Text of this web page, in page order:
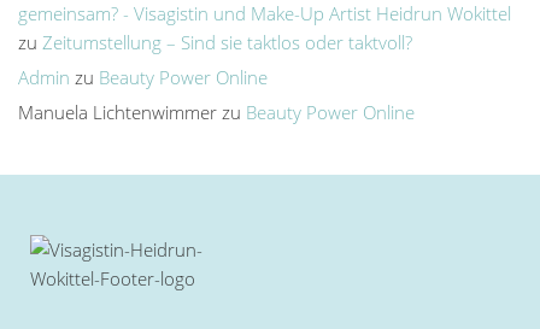
gemeinsam? - Visagistin und Make-Up Artist Heidrun Wokittel
zu Zeitumstellung – Sind sie taktlos oder taktvoll?
Admin zu Beauty Power Online
Manuela Lichtenwimmer zu Beauty Power Online